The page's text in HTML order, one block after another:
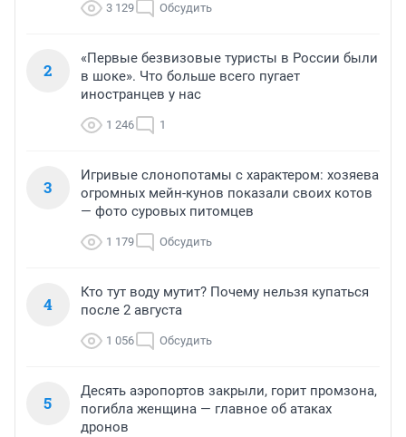
3 129 Обсудить
2
«Первые безвизовые туристы в России были
в шоке». Что больше всего пугает
иностранцев у нас
1 246 1
3
Игривые слонопотамы с характером: хозяева
огромных мейн-кунов показали своих котов
— фото суровых питомцев
1 179 Обсудить
4
Кто тут воду мутит? Почему нельзя купаться
после 2 августа
1 056 Обсудить
5
Десять аэропортов закрыли, горит промзона,
погибла женщина — главное об атаках
дронов